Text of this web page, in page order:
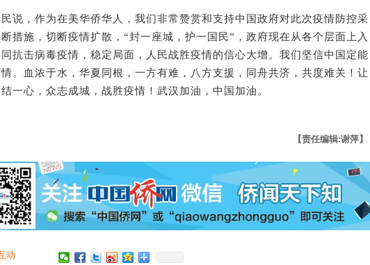
，作为在美华侨华人，我们非常赞赏和支持中国政府对此次疫情防控采
措施，切断疫情扩散，“封一座城，护一国民”，政府现在从各个层面上入
抗击病毒疫情，稳定局面，人民战胜疫情的信心大增。我们坚信中国定能
。血浓于水，华夏同根，一方有难，八方支援，同舟共济，共度难关！让
一心，众志成城，战胜疫情！武汉加油，中国加油。
【责任编辑:谢萍】
动